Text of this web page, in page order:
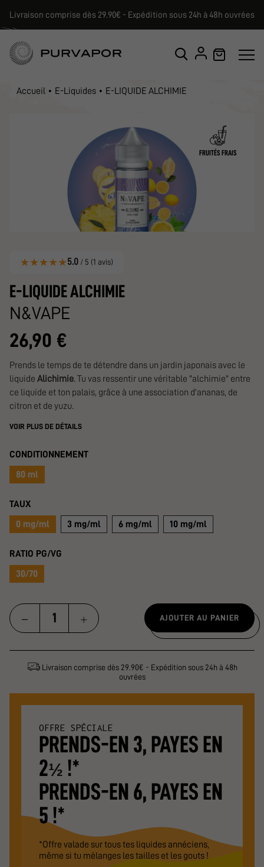
Livraison comprise dès 29.90€ - Expédition sous 24h à 48h ouvrées
Accueil E-Liquides E-LIQUIDE ALCHIMIE
FRUITÉS FRAIS
★★★★★5.0 / 5 (1 avis)
E-LIQUIDE ALCHIMIE
N&VAPE
26,90 €
Prends le temps de te détendre dans un jardin japonais avec le
liquide Alichimie. Tu vas ressentir une véritable "alchimie" entre
ce liquide et ton palais, grâce à une association d'ananas, de
citron et de yuzu.
VOIR PLUS DE DÉTAILS
CONDITIONNEMENT
80 ml
TAUX
0 mg/ml 3 mg/ml 6 mg/ml 10 mg/ml
RATIO PG/VG
30/70
AJOUTER AU PANIER
Livraison comprise dès 29.90€ - Expédition sous 24h à 48h
ouvrées
OFFRE SPÉCIALE
PRENDS-EN 3, PAYES EN
2½ !*
PRENDS-EN 6, PAYES EN
5 !*
*Offre valade sur tous tes liquides annéciens,
même si tu mélanges les tailles et les gouts !